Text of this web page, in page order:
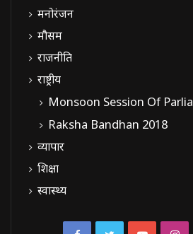
मनोरंजन
मौसम
राजनीति
राष्ट्रीय
Monsoon Session Of
Raksha Bandhan 2018
व्यापार
शिक्षा
स्वास्थ्य